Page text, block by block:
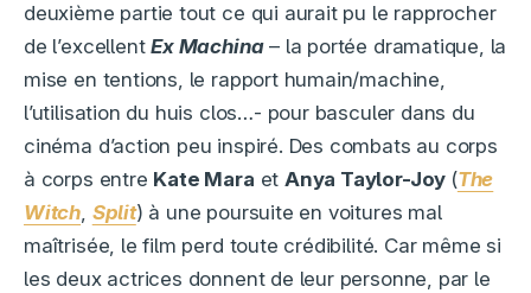
deuxième partie tout ce qui aurait pu le rapprocher
de l’excellentEx Machina– la portée dramatique, la
mise en tentions, le rapport humain/machine,
l’utilisation du huis clos…- pour basculer dans du
cinéma d’action peu inspiré. Des combats au corps
à corps entre Kate Mara et Anya Taylor-Joy (The
Witch, Split) à une poursuite en voitures mal
maîtrisée, le film perd toute crédibilité. Car même si
les deux actrices donnent de leur personne, par le